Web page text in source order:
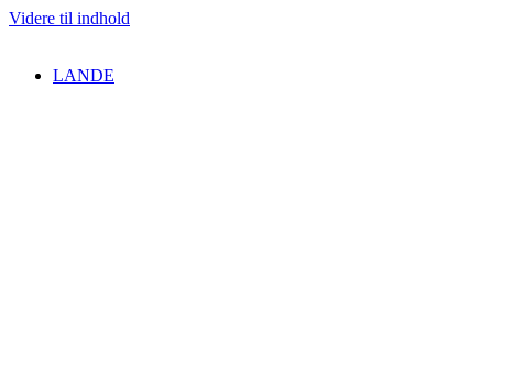
Videre til indhold
LANDE